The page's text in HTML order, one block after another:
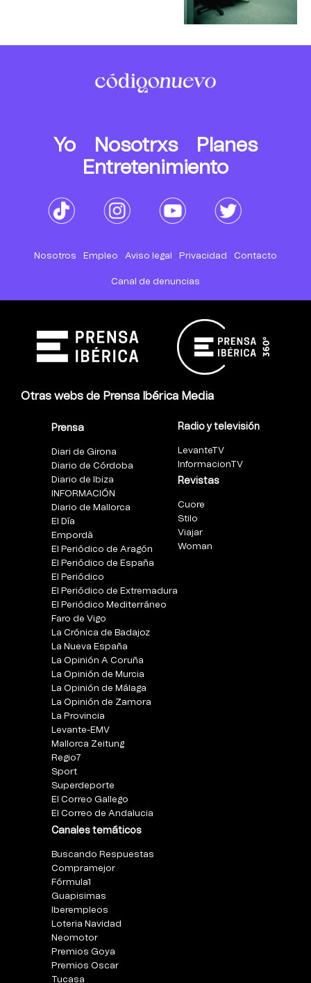
Yo Nosotrxs
Planes
Entretenimiento
Nosotros Empleo Aviso legal Privacidad Contacto
Canal de denuncias
Otras webs de Prensa Ibérica Media
Prensa
Diari de Girona
Diario de Córdoba
Diario de Ibiza
INFORMACIÓN
Diario de Mallorca
El Día
Empordà
El Periódico de Aragón
El Periódico de España
El Periódico
El Periódico de Extremadura
El Periódico Mediterráneo
Faro de Vigo
La Crónica de Badajoz
La Nueva España
La Opinión A Coruña
La Opinión de Murcia
La Opinión de Málaga
La Opinión de Zamora
La Provincia
Levante-EMV
Mallorca Zeitung
Regio7
Sport
Superdeporte
El Correo Gallego
El Correo de Andalucia
Canales temáticos
Buscando Respuestas
Compramejor
Fórmula1
Guapisimas
Iberempleos
Loteria Navidad
Neomotor
Premios Goya
Premios Oscar
Tucasa
Radio y televisión
LevanteTV
InformacionTV
Revistas
Cuore
Stilo
Viajar
Woman